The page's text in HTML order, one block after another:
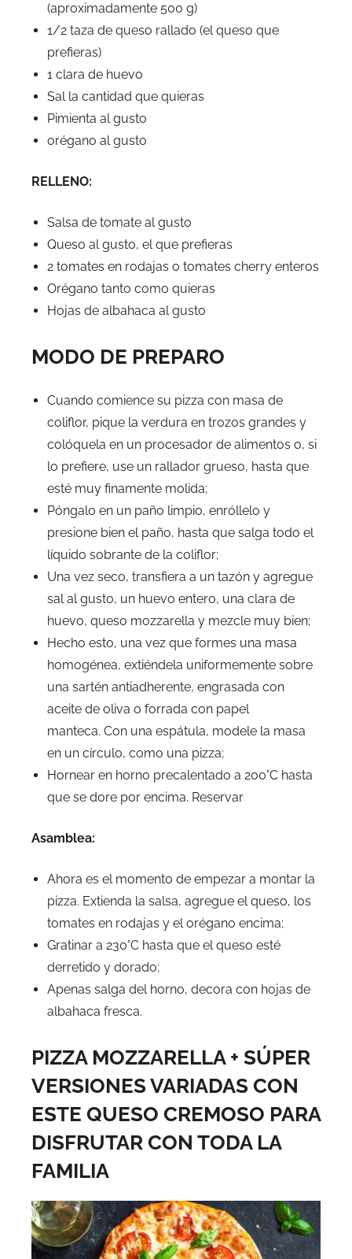
(aproximadamente 500 g)
1/2 taza de queso rallado (el queso que
prefieras)
1 clara de huevo
Sal la cantidad que quieras
Pimienta al gusto
orégano al gusto
RELLENO:
Salsa de tomate al gusto
Queso al gusto, el que prefieras
2 tomates en rodajas o tomates cherry enteros
Orégano tanto como quieras
Hojas de albahaca al gusto
MODO DE PREPARO
Cuando comience su pizza con masa de
coliflor, pique la verdura en trozos grandes y
colóquela en un procesador de alimentos o, si
lo prefiere, use un rallador grueso, hasta que
esté muy finamente molida;
Póngalo en un paño limpio, enróllelo y
presione bien el paño, hasta que salga todo el
líquido sobrante de la coliflor;
Una vez seco, transfiera a un tazón y agregue
sal al gusto, un huevo entero, una clara de
huevo, queso mozzarella y mezcle muy bien;
Hecho esto, una vez que formes una masa
homogénea, extiéndela uniformemente sobre
una sartén antiadherente, engrasada con
aceite de oliva o forrada con papel
manteca. Con una espátula, modele la masa
en un círculo, como una pizza;
Hornear en horno precalentado a 200°C hasta
que se dore por encima. Reservar
Asamblea:
Ahora es el momento de empezar a montar la
pizza. Extienda la salsa, agregue el queso, los
tomates en rodajas y el orégano encima;
Gratinar a 230°C hasta que el queso esté
derretido y dorado;
Apenas salga del horno, decora con hojas de
albahaca fresca.
PIZZA MOZZARELLA + SÚPER
VERSIONES VARIADAS CON
ESTE QUESO CREMOSO PARA
DISFRUTAR CON TODA LA
FAMILIA